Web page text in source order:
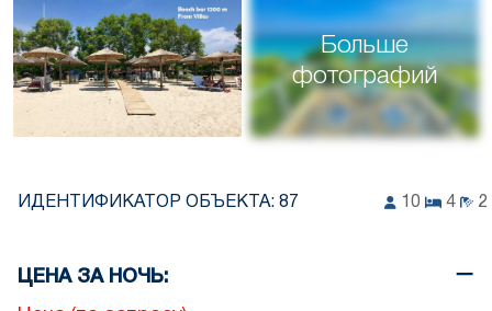
Больше
фотографий
ИДЕНТИФИКАТОР ОБЪЕКТА: 87 10 4 2
ЦЕНА ЗА НОЧЬ: